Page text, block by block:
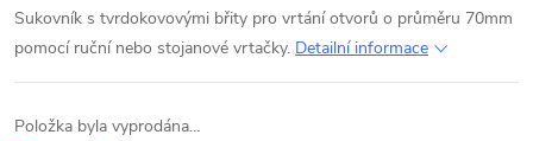
Sukovník s tvrdokovovými břity pro vrtání otvorů o průměru 70mm
pomocí ruční nebo stojanové vrtačky. Detailní informace
Položka byla vyprodána…